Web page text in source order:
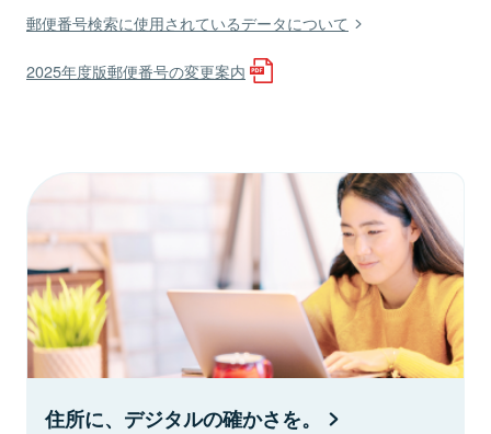
郵便番号検索に使用されているデータについて
2025年度版郵便番号の変更案内
住所に、デジタルの確かさを。